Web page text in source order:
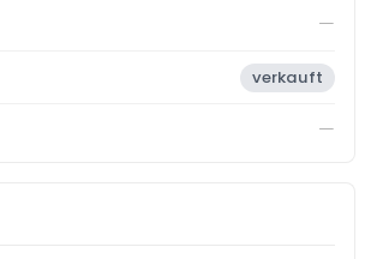
verkauft